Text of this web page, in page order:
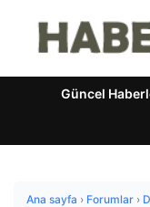
Güncel
Ana sayfa › Forumlar ›